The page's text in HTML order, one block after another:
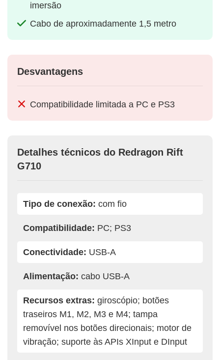
imersão
Cabo de aproximadamente 1,5 metro
Desvantagens
Compatibilidade limitada a PC e PS3
Detalhes técnicos do Redragon Rift
G710
Tipo de conexão: com fio
Compatibilidade: PC; PS3
Conectividade: USB-A
Alimentação: cabo USB-A
Recursos extras: giroscópio; botões
traseiros M1, M2, M3 e M4; tampa
removível nos botões direcionais; motor de
vibração; suporte às APIs XInput e DInput